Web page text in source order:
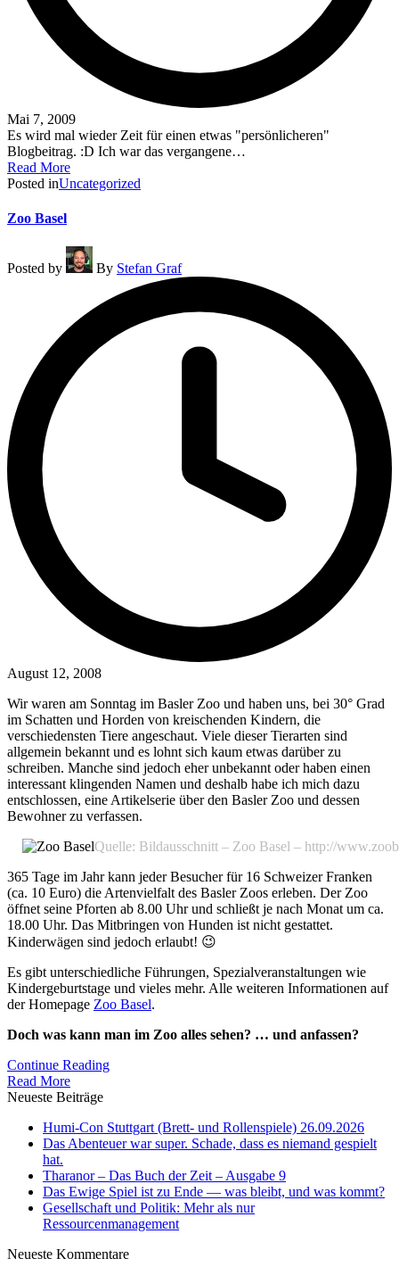
Mai 7, 2009
Es wird mal wieder Zeit für einen etwas "persönlicheren"
Blogbeitrag. :D Ich war das vergangene…
Read More
Posted inUncategorized
Zoo Basel
Posted by By Stefan Graf
August 12, 2008
Wir waren am Sonntag im Basler Zoo und haben uns, bei 30° Grad
im Schatten und Horden von kreischenden Kindern, die
verschiedensten Tiere angeschaut. Viele dieser Tierarten sind
allgemein bekannt und es lohnt sich kaum etwas darüber zu
schreiben. Manche sind jedoch eher unbekannt oder haben einen
interessant klingenden Namen und deshalb habe ich mich dazu
entschlossen, eine Artikelserie über den Basler Zoo und dessen
Bewohner zu verfassen.
Quelle: Bildausschnitt – Zoo Basel – http://
365 Tage im Jahr kann jeder Besucher für 16 Schweizer Franken
(ca. 10 Euro) die Artenvielfalt des Basler Zoos erleben. Der Zoo
öffnet seine Pforten ab 8.00 Uhr und schließt je nach Monat um ca.
18.00 Uhr. Das Mitbringen von Hunden ist nicht gestattet.
Kinderwägen sind jedoch erlaubt! 😉
Es gibt unterschiedliche Führungen, Spezialveranstaltungen wie
Kindergeburtstage und vieles mehr. Alle weiteren Informationen auf
der Homepage Zoo Basel.
Doch was kann man im Zoo alles sehen? … und anfassen?
Continue Reading
Read More
Neueste Beiträge
Humi-Con Stuttgart (Brett- und Rollenspiele) 26.09.2026
Das Abenteuer war super. Schade, dass es niemand gespielt
hat.
Tharanor – Das Buch der Zeit – Ausgabe 9
Das Ewige Spiel ist zu Ende — was bleibt, und was kommt?
Gesellschaft und Politik: Mehr als nur
Ressourcenmanagement
Neueste Kommentare